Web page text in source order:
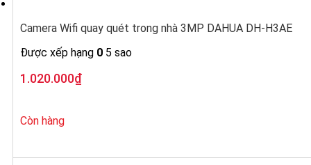
Camera Wifi quay quét trong nhà 3MP DAHUA DH-H3AE
Được xếp hạng 0 5 sao
1.020.000₫
Còn hàng